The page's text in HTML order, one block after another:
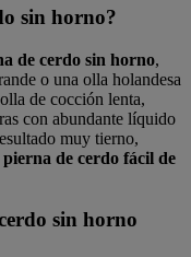
sin horno?
de cerdo sin horno,
o una olla holandesa
de cocción lenta,
con abundante líquido
muy tierno,
pierna de cerdo fácil de
sin horno